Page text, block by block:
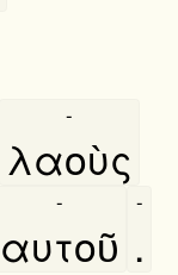
λαοὺς
-
αυτοῦ
-
.
-